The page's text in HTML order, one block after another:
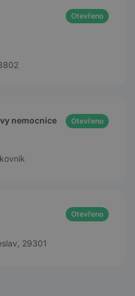
Otevřeno
nemocnice Otevřeno
Otevřeno
29301